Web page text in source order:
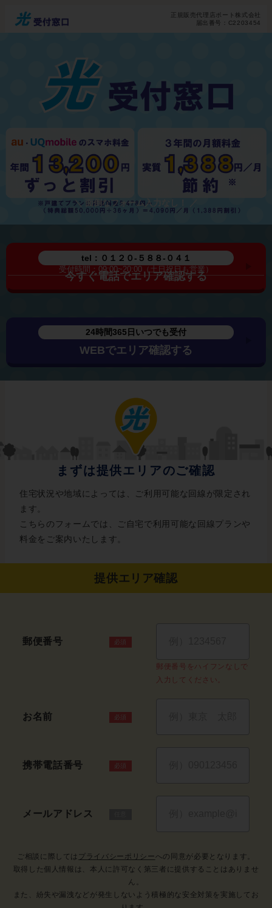
正規販売代理店ポート株式会社
届出番号：C2203454
tel：０１２０-５８８-０４１
今すぐ電話でエリア確認する
24時間365日いつでも受付
WEBでエリア確認する
まずは提供エリアのご確認
住宅状況や地域によっては、ご利用可能な回線が限定され
ます。
こちらのフォームでは、ご自宅で利用可能な回線プランや
料金をご案内いたします。